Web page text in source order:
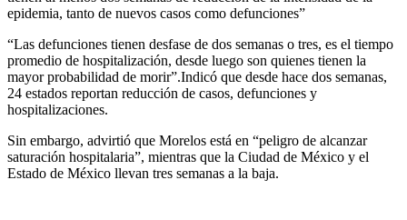
epidemia, tanto de nuevos casos como defunciones”
“Las defunciones tienen desfase de dos semanas o tres, es el tiempo
promedio de hospitalización, desde luego son quienes tienen la
mayor probabilidad de morir”.​Indicó que desde hace dos semanas,
24 estados reportan reducción de casos, defunciones y
hospitalizaciones.
Sin embargo, advirtió que Morelos está en “peligro de alcanzar
saturación hospitalaria”, mientras que la Ciudad de México y el
Estado de México llevan tres semanas a la baja.